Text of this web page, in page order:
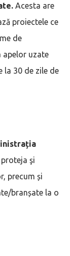
Acesta are
proiectele ce
de
apelor uzate
la 30 de zile de
şi
precum și
branșate la o